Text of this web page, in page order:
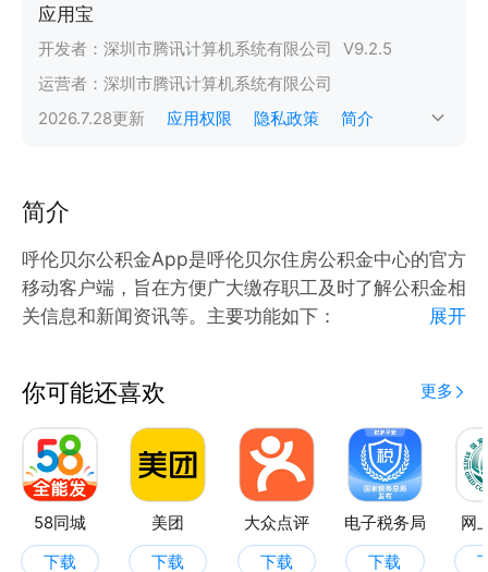
应用宝
开发者： 深圳市腾讯计算机系统有限公司 V9.2.5
运营者： 深圳市腾讯计算机系统有限公司
2026.7.28更新 应用权限 隐私政策 简介
简介
呼伦贝尔公积金App是呼伦贝尔住房公积金中心的官方
移动客户端，旨在方便广大缴存职工及时了解公积金相
关信息和新闻资讯等。主要功能如下：
3、公积金网点查询
4、贷款试算做您理财的好帮手
5、个人业务查询，详细查看公积金账号提取、贷款等
明细信息
展开
你可能还喜欢 更多
58同城
下载
美团
下载
大众点评
下载
电子税务局
下载
网